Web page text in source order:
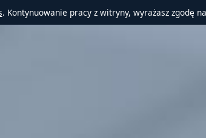
. Kontynuowanie pracy z witryny, wyrażasz zgodę